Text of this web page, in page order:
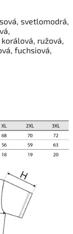
svetlomodrá,
ružová,
fuchsiová,